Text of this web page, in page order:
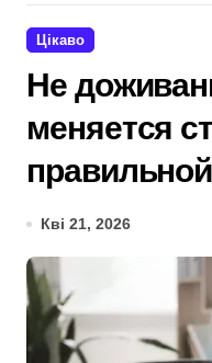
Цікаво
Не
меняется
Кві 21, 2026